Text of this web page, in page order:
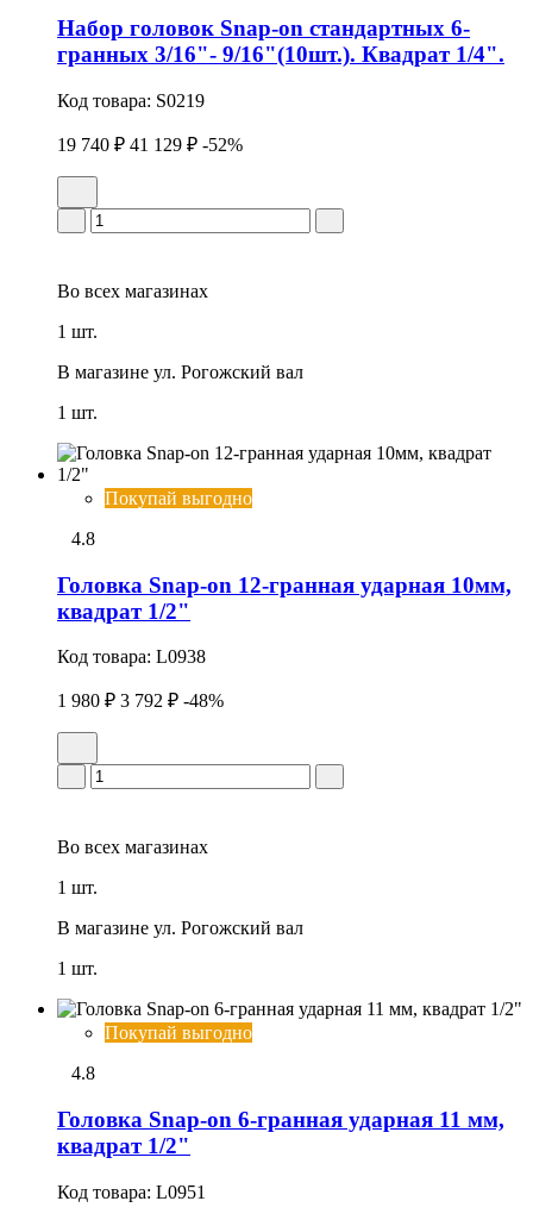
Набор головок Snap-on стандартных 6-
гранных 3/16"- 9/16"(10шт.). Квадрат 1/4".
Код товара: S0219
19 740 ₽ 41 129 ₽ -52%
Во всех магазинах
1 шт.
В магазине ул. Рогожский вал
1 шт.
Покупай выгодно
4.8
Головка Snap-on 12-гранная ударная 10мм,
квадрат 1/2"
Код товара: L0938
1 980 ₽ 3 792 ₽ -48%
Во всех магазинах
1 шт.
В магазине ул. Рогожский вал
1 шт.
Покупай выгодно
4.8
Головка Snap-on 6-гранная удаpная 11 мм,
квадрат 1/2"
Код товара: L0951